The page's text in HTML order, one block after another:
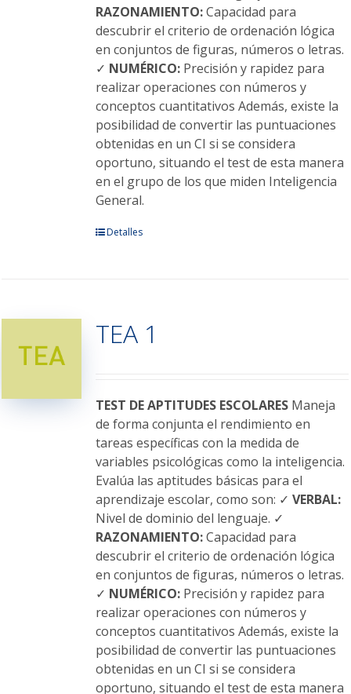
RAZONAMIENTO:Capacidad para
descubrir el criterio de ordenación lógica
en conjuntos de figuras, números o letras.
✓ NUMÉRICO:Precisión y rapidez para
realizar operaciones con números y
conceptos cuantitativos Además, existe la
posibilidad de convertir las puntuaciones
obtenidas en un CI si se considera
oportuno, situando el test de esta manera
en el grupo de los que miden Inteligencia
General.
Este
Las
opciones
elegir
en
la
página
de
producto
Detalles
TEA 1
TEST DE APTITUDES ESCOLARESManeja
de forma conjunta el rendimiento en
tareas específicas con la medida de
variables psicológicas como la inteligencia.
Evalúa las aptitudes básicas para el
aprendizaje escolar, como son: ✓ VERBAL:
Nivel de dominio del lenguaje. ✓
RAZONAMIENTO:Capacidad para
descubrir el criterio de ordenación lógica
en conjuntos de figuras, números o letras.
✓ NUMÉRICO:Precisión y rapidez para
realizar operaciones con números y
conceptos cuantitativos Además, existe la
posibilidad de convertir las puntuaciones
obtenidas en un CI si se considera
oportuno, situando el test de esta manera